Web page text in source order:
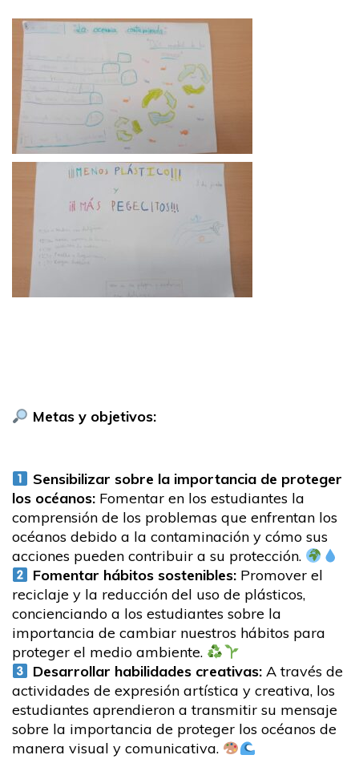
Metas y objetivos:
Sensibilizar sobre la importancia de proteger
los océanos: Fomentar en los estudiantes la
comprensión de los problemas que enfrentan los
océanos debido a la contaminación y cómo sus
acciones pueden contribuir a su protección.
Fomentar hábitos sostenibles:Promover el
reciclaje y la reducción del uso de plásticos,
concienciando a los estudiantes sobre la
importancia de cambiar nuestros hábitos para
proteger el medio ambiente.
Desarrollar habilidades creativas:A través de
actividades de expresión artística y creativa, los
estudiantes aprendieron a transmitir su mensaje
sobre la importancia de proteger los océanos de
manera visual y comunicativa.